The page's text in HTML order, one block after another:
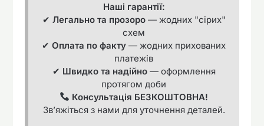
Наші гарантії:
✔ Легально та прозоро— жодних "сірих"
схем
✔ Оплата по факту — жодних прихованих
платежів
✔ Швидко та надійно— оформлення
протягом доби
Консультація БЕЗКОШТОВНА!
Зв’яжіться з нами для уточнення деталей.